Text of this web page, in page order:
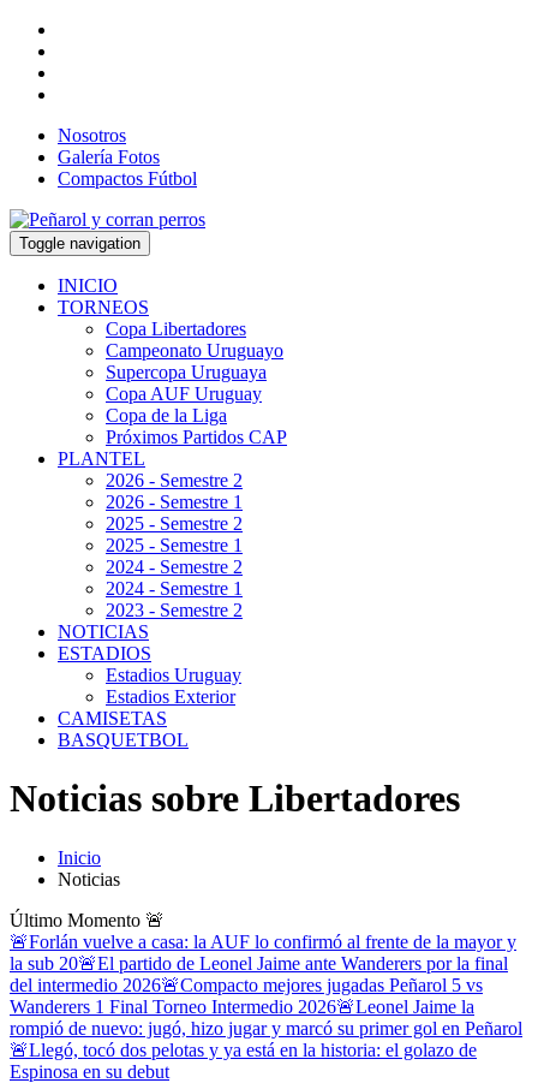
Nosotros
Galería Fotos
Compactos Fútbol
Toggle navigation
INICIO
TORNEOS
Copa Libertadores
Campeonato Uruguayo
Supercopa Uruguaya
Copa AUF Uruguay
Copa de la Liga
Próximos Partidos CAP
PLANTEL
2026 - Semestre 2
2026 - Semestre 1
2025 - Semestre 2
2025 - Semestre 1
2024 - Semestre 2
2024 - Semestre 1
2023 - Semestre 2
NOTICIAS
ESTADIOS
Estadios Uruguay
Estadios Exterior
CAMISETAS
BASQUETBOL
Noticias sobre Libertadores
Inicio
Noticias
Último Momento 🚨
🚨Forlán vuelve a casa: la AUF lo confirmó al frente de la mayor y
la sub 20🚨El partido de Leonel Jaime ante Wanderers por la final
del intermedio 2026🚨Compacto mejores jugadas Peñarol 5 vs
Wanderers 1 Final Torneo Intermedio 2026🚨Leonel Jaime la
rompió de nuevo: jugó, hizo jugar y marcó su primer gol en Peñarol
🚨Llegó, tocó dos pelotas y ya está en la historia: el golazo de
Espinosa en su debut